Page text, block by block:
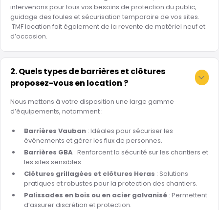
intervenons pour tous vos besoins de protection du public,
guidage des foules et sécurisation temporaire de vos sites.
TMF location fait également de la revente de matériel neuf et
d’occasion.
2. Quels types de barrières et clôtures
proposez-vous en location ?
Nous mettons à votre disposition une large gamme
d’équipements, notamment :
Barrières Vauban : Idéales pour sécuriser les
événements et gérer les flux de personnes.
Barrières GBA : Renforcent la sécurité sur les chantiers et
les sites sensibles.
Clôtures grillagées et clôtures Heras : Solutions
pratiques et robustes pour la protection des chantiers.
Palissades en bois ou en acier galvanisé : Permettent
d’assurer discrétion et protection.